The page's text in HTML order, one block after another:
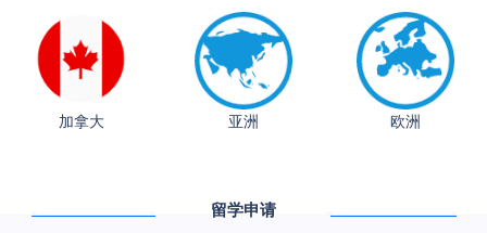
加拿大 亚洲 欧洲
留学申请